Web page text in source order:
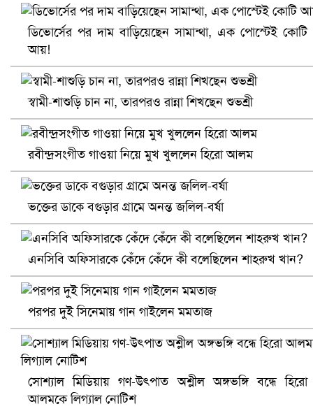
ভিউ বাড়াতে রাম দা হাতে ফেসবুকে ভিডিও পোস্ট শিক্ষকের
আ.লীগ ও জাপার ৯ নেতা কারাগারে
ডিভোর্সের পর দাম বাড়িয়েছেন সামান্থা, এক পোস্টেই কোটি
আয়!
স্বামী-শাশুড়ি চান না, তারপরও রান্না শিখছেন শুভশ্রী
রবীন্দ্রসংগীত গাওয়া নিয়ে মুখ খুললেন হিরো আলম
ভক্তের ডাকে বগুড়ার গ্রামে অনন্ত জলিল-বর্ষা
এনসিবি অফিসারকে কেঁদে কেঁদে কী বলেছিলেন শাহরুখ খান?
পরপর দুই সিনেমায় গান গাইলেন মমতাজ
সোশ্যাল মিডিয়ায় গণ-উৎপাত অশ্লীল অঙ্গভঙ্গি বন্ধে হিরো
আলমকে লিগ্যাল নোটিশ